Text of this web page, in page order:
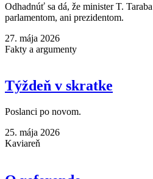
Odhadnúť sa dá, že minister T.
parlamentom, ani prezidentom.
27. mája 2026
Fakty a argumenty
Týždeň v skratke
Poslanci po novom.
25. mája 2026
Kaviareň